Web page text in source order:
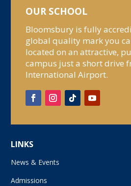
OUR SCHOOL
Bloomsbury is fully
global quality mark you
located on an attractive,
campus just a short drive
International Airport.
LINKS
News & Events
Admissions